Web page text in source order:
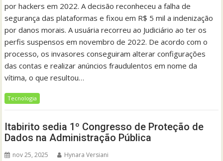
por hackers em 2022. A decisão reconheceu a falha de
segurança das plataformas e fixou em R$ 5 mil a indenização
por danos morais. A usuária recorreu ao Judiciário ao ter os
perfis suspensos em novembro de 2022. De acordo com o
processo, os invasores conseguiram alterar configurações
das contas e realizar anúncios fraudulentos em nome da
vítima, o que resultou…
Tecnologia
Itabirito sedia 1º Congresso de Proteção de
Dados na Administração Pública
nov 25, 2025 Hynara Versiani